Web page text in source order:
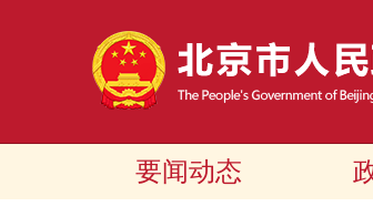
要闻动态